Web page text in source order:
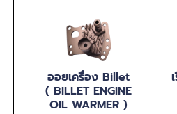
ออยเครื่อง Billet
( BILLET ENGINE
OIL WARMER )